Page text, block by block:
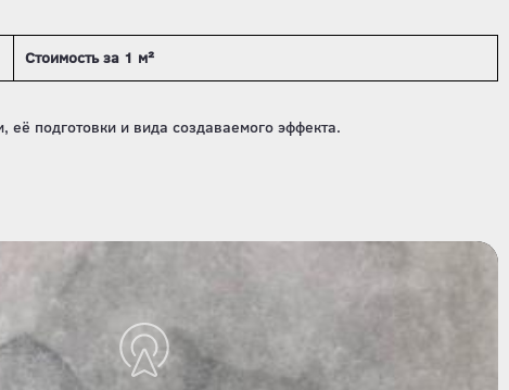
Стоимость за 1 м²